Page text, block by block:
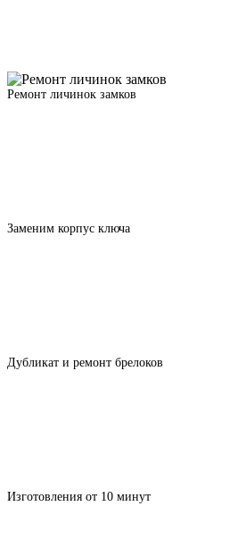
Ремонт личинок замков
Заменим корпус ключа
Дубликат и ремонт брелоков
Изготовления от 10 минут